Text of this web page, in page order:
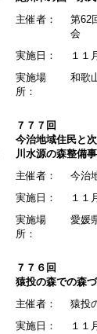
主催者：
第62
会
実施日：
１１
実施場
所：
和歌
７７７回
今治地域住民と
川水源の森整備
主催者：
今治
実施日：
１１
実施場
所：
愛媛
７７６回
猿投の森での森
主催者：
猿投
実施日：
１１